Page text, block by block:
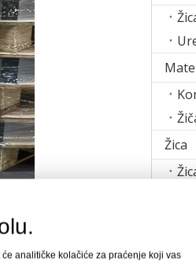
Žica
analitičke kolačiće za praćenje koji vas